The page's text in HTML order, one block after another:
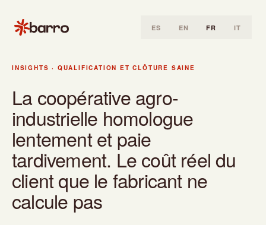
ES EN FR IT
Accueil
Qualification et clôture saine
La coopérative agro-industrielle homologue lentement et
INSIGHTS · QUALIFICATION ET CLÔTURE SAINE
La coopérative agro-
industrielle homologue
lentement et paie
tardivement. Le coût réel du
client que le fabricant ne
calcule pas